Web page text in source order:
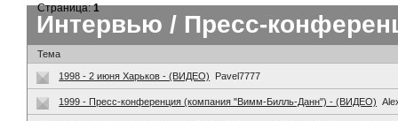
Интервью / Пресс-
Страница:1
Тема
1998 - 2 июня Харьков - (ВИДЕО) Pavel7777
1999 - Пресс-конференция (компания "Вимм-Билль-Данн") - (ВИДЕО)